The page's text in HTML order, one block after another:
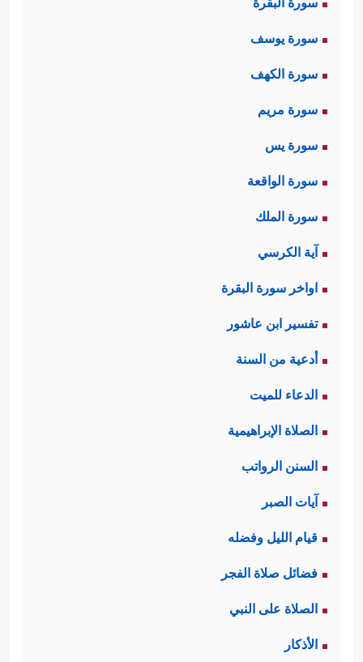
سورة يوسف
سورة الكهف
سورة مريم
سورة يس
سورة الواقعة
سورة الملك
آية الكرسي
اواخر سورة البقرة
تفسير ابن عاشور
أدعية من السنة
الدعاء للميت
الصلاة الإبراهيمية
السنن الرواتب
آيات الصبر
قيام الليل وفضله
فضائل صلاة الفجر
الصلاة على النبي
الأذكار